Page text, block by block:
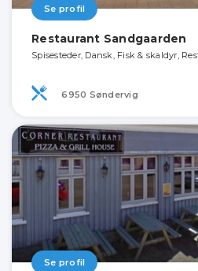
Se profil
Restaurant Sandgaarden
Spisesteder, Dansk, Fisk & skaldyr,
6950 Søndervig
Se profil